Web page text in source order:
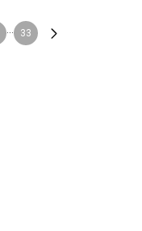
... 33